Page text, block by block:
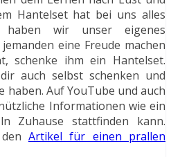
Hantelset hat bei uns alles
wir unser eigenes
eine Freude machen
schenke ihm ein Hantelset.
auch selbst schenken und
haben. Auf YouTube und auch
Informationen wie ein
Zuhause stattfinden kann.
Artikel für einen prallen